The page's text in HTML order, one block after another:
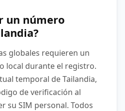
un número
globales requieren un
local durante el registro.
temporal de Tailandia,
de verificación al
su SIM personal. Todos